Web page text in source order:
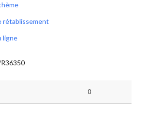
rétablissement
ligne
0